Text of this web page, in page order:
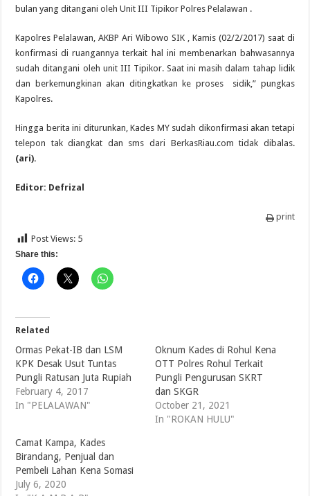
bulan yang ditangani oleh Unit III Tipikor Polres Pelalawan .
Kapolres Pelalawan, AKBP Ari Wibowo SIK , Kamis (02/2/2017) saat di
konfirmasi di ruangannya terkait hal ini membenarkan bahwasannya
sudah ditangani oleh unit III Tipikor. Saat ini masih dalam tahap lidik
dan berkemungkinan akan ditingkatkan ke proses sidik,” pungkas
Kapolres.
Hingga berita ini diturunkan, Kades MY sudah dikonfirmasi akan tetapi
telepon tak diangkat dan sms dari BerkasRiau.com tidak dibalas.
(ari).
Editor: Defrizal
print
Post Views: 5
Share this:
Related
Ormas Pekat-IB dan LSM
KPK Desak Usut Tuntas
Pungli Ratusan Juta Rupiah
February 4, 2017
In "PELALAWAN"
Oknum Kades di Rohul Kena
OTT Polres Rohul Terkait
Pungli Pengurusan SKRT
dan SKGR
October 21, 2021
In "ROKAN HULU"
Camat Kampa, Kades
Birandang, Penjual dan
Pembeli Lahan Kena Somasi
July 6, 2020